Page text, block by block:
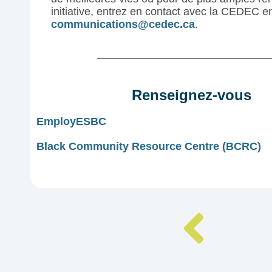
initiative, entrez en contact avec la CEDEC
communications@cedec.ca.
Renseignez-vous
EmployESBC
Black Community Resource Centre (BCRC)